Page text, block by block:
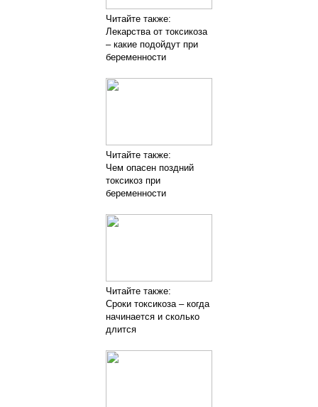
Читайте также:
Лекарства от токсикоза
– какие подойдут при
беременности
Читайте также:
Чем опасен поздний
токсикоз при
беременности
Читайте также:
Сроки токсикоза – когда
начинается и сколько
длится